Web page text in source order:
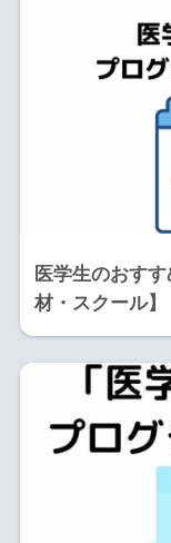
医学生のおす
材・スクール】